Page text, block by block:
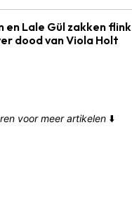
en Lale Gül zakken flink
dood van Viola Holt
voor meer artikelen ⬇️